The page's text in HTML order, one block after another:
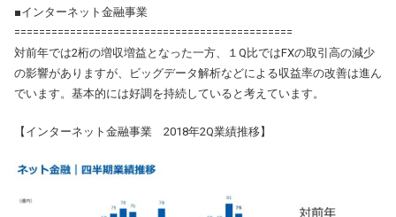
■インターネット金融事業
=============================================
対前年では2桁の増収増益となった一方、１Q比ではFXの取引高の減少
の影響がありますが、ビッグデータ解析などによる収益率の改善は進ん
でいます。基本的には好調を持続していると考えています。
【インターネット金融事業 2018年2Q業績推移】